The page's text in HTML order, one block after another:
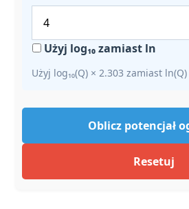
Użyj log₁₀ zamiast ln
Użyj log₁₀(Q) × 2.303 zamiast ln(Q)
Oblicz potencjał
Resetuj